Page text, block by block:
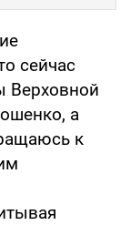
сейчас
Верховной
а
к